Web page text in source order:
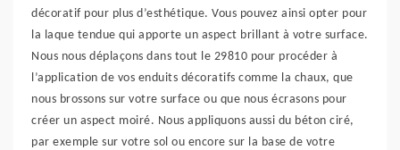
décoratif pour plus d’esthétique. Vous pouvez ainsi opter pour
la laque tendue qui apporte un aspect brillant à votre surface.
Nous nous déplaçons dans tout le 29810 pour procéder à
l’application de vos enduits décoratifs comme la chaux, que
nous brossons sur votre surface ou que nous écrasons pour
créer un aspect moiré. Nous appliquons aussi du béton ciré,
par exemple sur votre sol ou encore sur la base de votre